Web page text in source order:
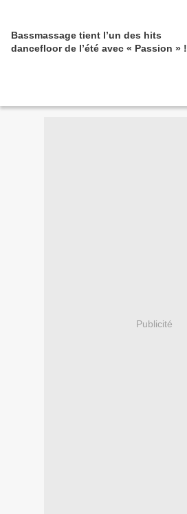
Bassmassage tient l’un des hits
dancefloor de l’été avec « Passion » !
Publicité